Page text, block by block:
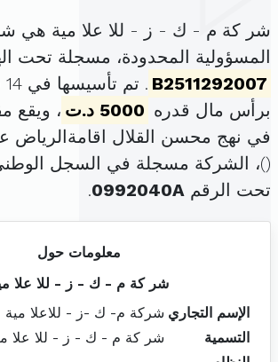
شر كة م - ك - ز - للا علا مية هي
المسؤولية المحدودة، مسجلة تحت
B2511292007
برأس مال قدره 5000 د.ت
، ويقع
()، الشركة مسجلة في السجل
تحت الرقم 0992040A
.
معلومات حول
شر كة م - ك - ز - للا علا
الإسم التجاري شركة م- ك -ز - للاعلا مية
التسمية
شر كة م - ك - ز - للا علا